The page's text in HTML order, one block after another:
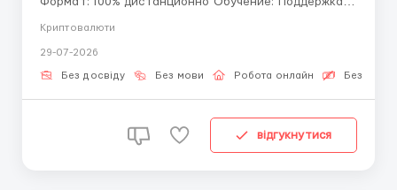
внимательность, дисциплина и готовность учиться
новому у экспертов.» Сверка сделок ...
Криптовалюти
29-07-2026
Без досвіду Без мови Робота онлайн
відгукнутися